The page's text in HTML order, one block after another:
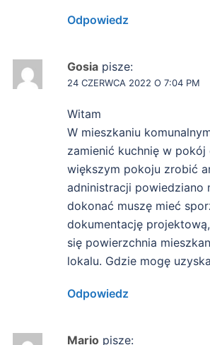
Odpowiedz
Gosia pisze:
24 CZERWCA 2022 O 7:04 PM
Witam
W mieszkaniu
zamienić kuchnię w
większym pokoju zrobić
adninistracji powiedziano
dokonać muszę mieć
dokumentację
się powierzchnia
lokalu. Gdzie mogę
Odpowiedz
Mario pisze: